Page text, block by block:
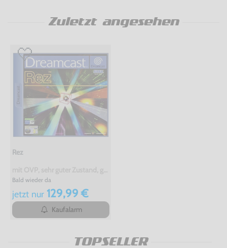
Zuletzt angesehen
Rez
Bald wieder da
jetzt nur129,99 €
Kaufalarm
TOPSELLER